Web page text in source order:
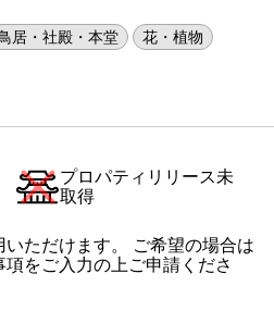
居・社殿・本堂
花・植物
プロパティリリース未
取得
ただけます。 ご希望の場合は
項をご入力の上ご申請くださ